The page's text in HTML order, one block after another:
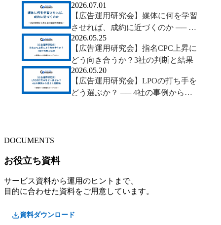
2026.07.01
【広告運用研究会】媒体に何を学習
させれば、成約に近づくのか ── 2
社の事例から考えるCV設計の判断
軸
2026.05.25
【広告運用研究会】指名CPC上昇に
どう向き合うか？3社の判断と結果
2026.05.20
【広告運用研究会】LPOの打ち手を
どう選ぶか？ ── 4社の事例から見
DOCUMENTS
お役立ち資料
サービス資料から運用のヒントまで、
目的に合わせた資料をご用意しています。
資料ダウンロード